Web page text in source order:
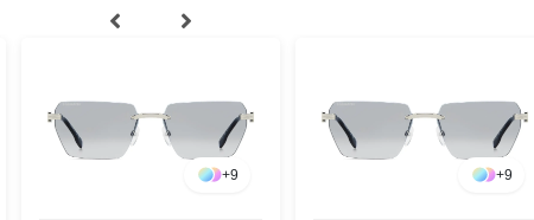
+9 +9